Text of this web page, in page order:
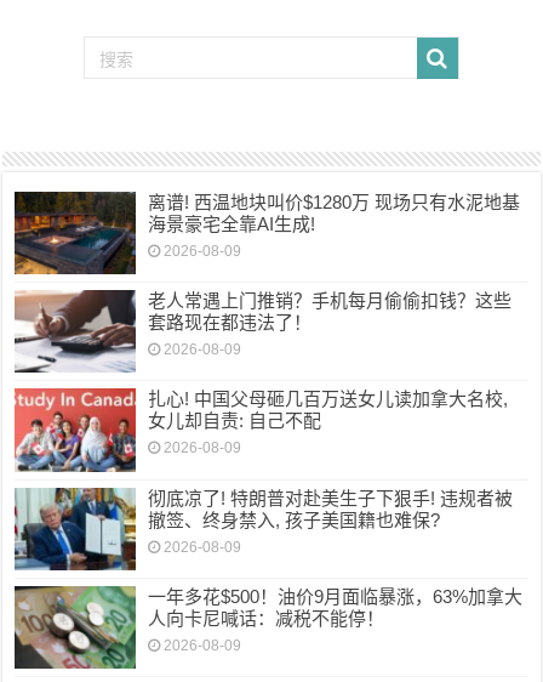
离谱! 西温地块叫价$1280万 现场只有水泥地基
海景豪宅全靠AI生成!
2026-08-09
老人常遇上门推销？手机每月偷偷扣钱？这些
套路现在都违法了！
2026-08-09
扎心! 中国父母砸几百万送女儿读加拿大名校,
女儿却自责: 自己不配
2026-08-09
彻底凉了! 特朗普对赴美生子下狠手! 违规者被
撤签、终身禁入, 孩子美国籍也难保?
2026-08-09
一年多花$500！油价9月面临暴涨，63%加拿大
人向卡尼喊话：减税不能停！
2026-08-09